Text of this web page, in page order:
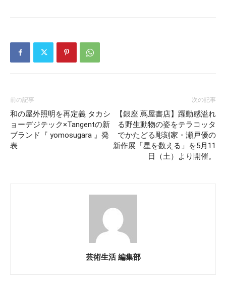
前の記事
和の屋外照明を再定義 タカシ
ョーデジテック×Tangentの新
ブランド『 yomosugara 』発
表
次の記事
【銀座 蔦屋書店】躍動感溢れ
る野生動物の姿をテラコッタ
でかたどる彫刻家・瀬戸優の
新作展「星を数える」を5月11
日（土）より開催。
芸術生活 編集部